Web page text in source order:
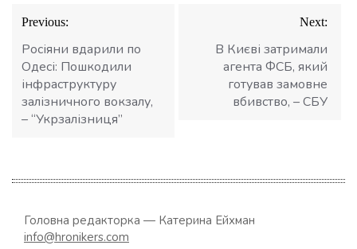
Навігація
записів
Previous:
Росіяни вдарили по
Одесі: Пошкодили
інфраструктуру
залізничного вокзалу,
– “Укрзалізниця”
Next:
В Києві затримали
агента ФСБ, який
готував замовне
вбивство, – СБУ
Головна редакторка — Катерина Ейхман
info@hronikers.com